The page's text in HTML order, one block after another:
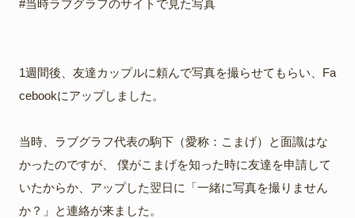
#当時ラブグラフのサイトで見た写真
1週間後、友達カップルに頼んで写真を撮らせてもらい、Fa
cebookにアップしました。
当時、ラブグラフ代表の駒下（愛称：こまげ）と面識はな
かったのですが、 僕がこまげを知った時に友達を申請して
いたからか、アップした翌日に「一緒に写真を撮りません
か？」と連絡が来ました。